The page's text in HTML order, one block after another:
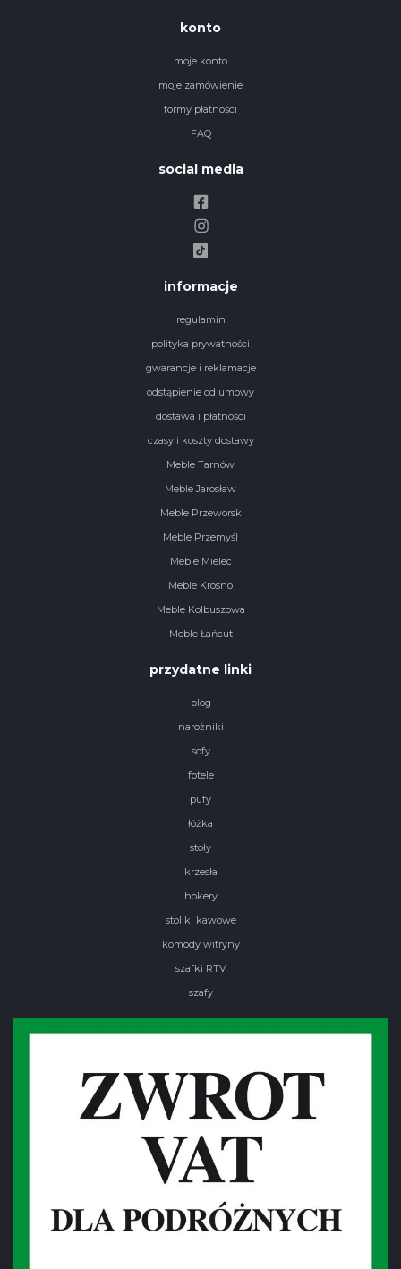
konto
moje konto
moje zamówienie
formy płatności
FAQ
social media
informacje
regulamin
polityka prywatności
gwarancje i reklamacje
odstąpienie od umowy
dostawa i płatności
czasy i koszty dostawy
Meble Tarnów
Meble Jarosław
Meble Przeworsk
Meble Przemyśl
Meble Mielec
Meble Krosno
Meble Kolbuszowa
Meble Łańcut
przydatne linki
blog
narożniki
sofy
fotele
pufy
łóżka
stoły
krzesła
hokery
stoliki kawowe
komody witryny
szafki RTV
szafy